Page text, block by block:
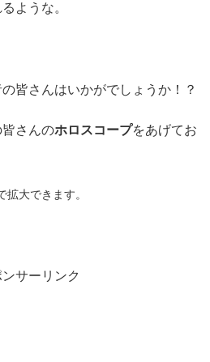
ような。
皆さんはいかがでしょうか！？
さんのホロスコープをあげてお
大できます。
ンサーリンク